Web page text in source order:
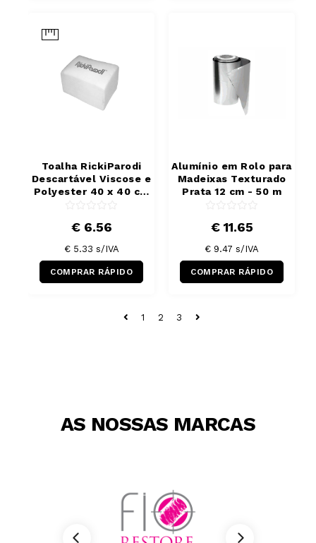
Toalha RickiParodi
Descartável Viscose e
Polyester 40 x 40 cm
€ 6.56
€ 5.33 s/IVA
COMPRAR RÁPIDO
Alumínio em Rolo para
Madeixas Texturado
Prata 12 cm - 50 m
€ 11.65
€ 9.47 s/IVA
COMPRAR RÁPIDO
1 2 3
AS NOSSAS MARCAS